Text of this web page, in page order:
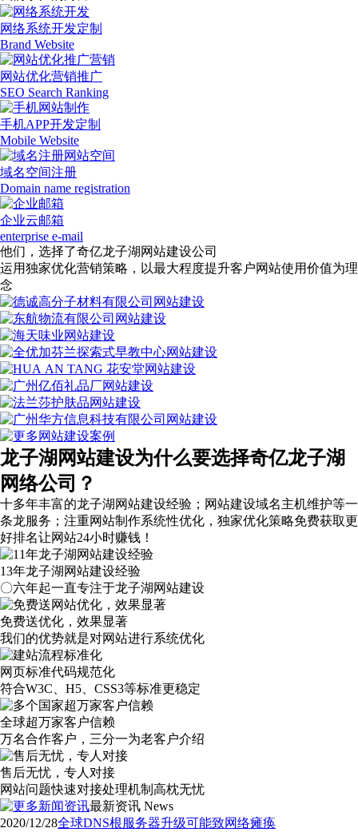
网络系统开发定制
Brand Website
网站优化营销推广
SEO Search Ranking
手机APP开发定制
Mobile Website
域名空间注册
Domain name registration
企业云邮箱
enterprise e-mail
他们，选择了奇亿龙子湖网站建设公司
运用独家优化营销策略，以最大程度提升客户网站使用价值为理
念
龙子湖网站建设为什么要选择奇亿龙子湖
网络公司？
十多年丰富的龙子湖网站建设经验；网站建设域名主机维护等一
条龙服务 ；注重网站制作系统性优化， 独家优化策略免费获取更
好排名让网站24小时赚钱！
13年龙子湖网站建设经验
〇六年起一直专注于龙子湖网站建设
免费送优化，效果显著
我们的优势就是对网站进行系统优化
网页标准代码规范化
符合W3C、H5、CSS3等标准更稳定
全球超万家客户信赖
万名合作客户，三分一为老客户介绍
售后无忧，专人对接
网站问题快速对接处理机制高枕无忧
最新资讯 News
2020/12/28全球DNS根服务器升级可能致网络瘫痪